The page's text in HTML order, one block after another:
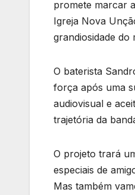
promete marcar
Igreja Nova
grandiosidade do
O baterista
força após uma
audiovisual e
trajetória da
O projeto trará
especiais de
Mas também